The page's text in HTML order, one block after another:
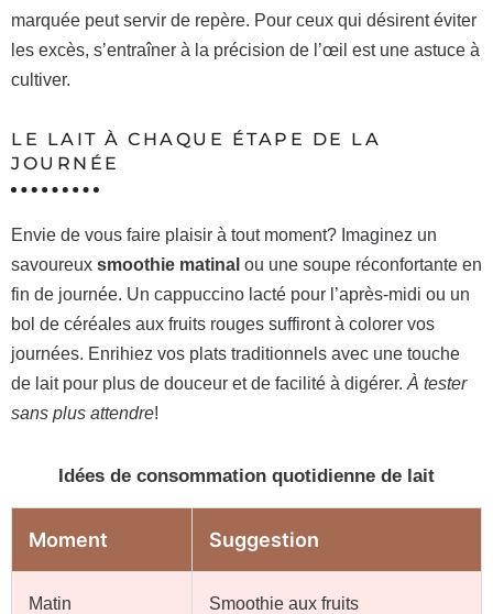
marquée peut servir de repère. Pour ceux qui désirent éviter
les excès, s’entraîner à la précision de l’œil est une astuce à
cultiver.
LE LAIT À CHAQUE ÉTAPE DE LA
JOURNÉE
Envie de vous faire plaisir à tout moment? Imaginez un
savoureux smoothie matinal ou une soupe réconfortante en
fin de journée. Un cappuccino lacté pour l’après-midi ou un
bol de céréales aux fruits rouges suffiront à colorer vos
journées. Enrihiez vos plats traditionnels avec une touche
de lait pour plus de douceur et de facilité à digérer. À tester
sans plus attendre!
Idées de consommation quotidienne de lait
Moment Suggestion
Matin Smoothie aux fruits